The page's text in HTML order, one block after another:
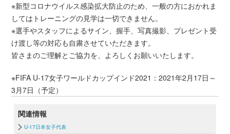
※新型コロナウイルス感染拡大防止のため、一般の方におかれま
してはトレーニングの見学は一切できません。
※選手やスタッフによるサイン、握手、写真撮影、プレゼント受
け渡し等の対応も自粛させていただきます。
皆さまのご理解とご協力を、よろしくお願いいたします。
※FIFA U-17女子ワールドカップインド2021：2021年2月17日～
3月7日（予定）
関連情報
U-17日本女子代表